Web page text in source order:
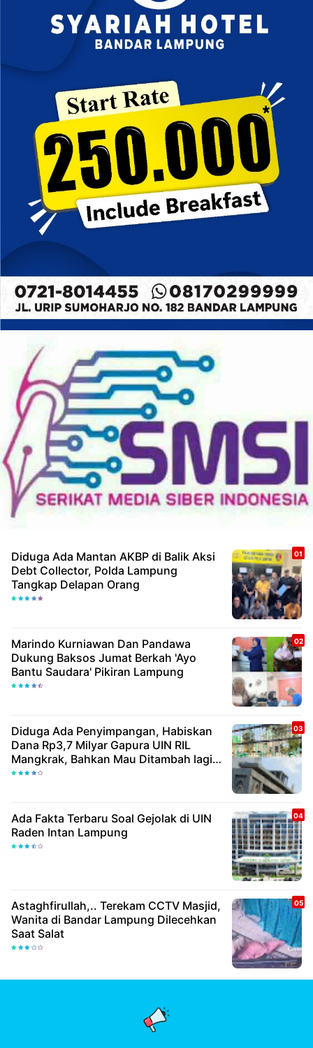
Diduga Ada Mantan AKBP di Balik Aksi
Debt Collector, Polda Lampung
Tangkap Delapan Orang
Marindo Kurniawan Dan Pandawa
Dukung Baksos Jumat Berkah 'Ayo
Bantu Saudara' Pikiran Lampung
Diduga Ada Penyimpangan, Habiskan
Dana Rp3,7 Milyar Gapura UIN RIL
Mangkrak, Bahkan Mau Ditambah lagi 7
Milyar
Ada Fakta Terbaru Soal Gejolak di UIN
Raden Intan Lampung
Astaghfirullah,.. Terekam CCTV Masjid,
Wanita di Bandar Lampung Dilecehkan
Saat Salat